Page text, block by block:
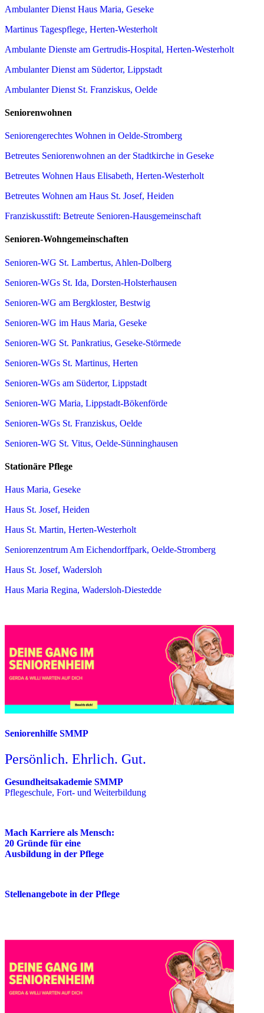
Ambulanter Dienst Haus Maria, Geseke
Martinus Tagespflege, Herten-Westerholt
Ambulante Dienste am Gertrudis-Hospital, Herten-Westerholt
Ambulanter Dienst am Südertor, Lippstadt
Ambulanter Dienst St. Franziskus, Oelde
Seniorenwohnen
Seniorengerechtes Wohnen in Oelde-Stromberg
Betreutes Seniorenwohnen an der Stadtkirche in Geseke
Betreutes Wohnen Haus Elisabeth, Herten-Westerholt
Betreutes Wohnen am Haus St. Josef, Heiden
Franziskusstift: Betreute Senioren-Hausgemeinschaft
Senioren-Wohngemeinschaften
Senioren-WG St. Lambertus, Ahlen-Dolberg
Senioren-WGs St. Ida, Dorsten-Holsterhausen
Senioren-WG am Bergkloster, Bestwig
Senioren-WG im Haus Maria, Geseke
Senioren-WG St. Pankratius, Geseke-Störmede
Senioren-WGs St. Martinus, Herten
Senioren-WGs am Südertor, Lippstadt
Senioren-WG Maria, Lippstadt-Bökenförde
Senioren-WGs St. Franziskus, Oelde
Senioren-WG St. Vitus, Oelde-Sünninghausen
Stationäre Pflege
Haus Maria, Geseke
Haus St. Josef, Heiden
Haus St. Martin, Herten-Westerholt
Seniorenzentrum Am Eichendorffpark, Oelde-Stromberg
Haus St. Josef, Wadersloh
Haus Maria Regina, Wadersloh-Diestedde
Seniorenhilfe SMMP
Persönlich. Ehrlich. Gut.
Gesundheitsakademie SMMP
Pflegeschule, Fort- und Weiterbildung
Mach Karriere als Mensch:
20 Gründe für eine
Ausbildung in der Pflege
Stellenangebote in der Pflege